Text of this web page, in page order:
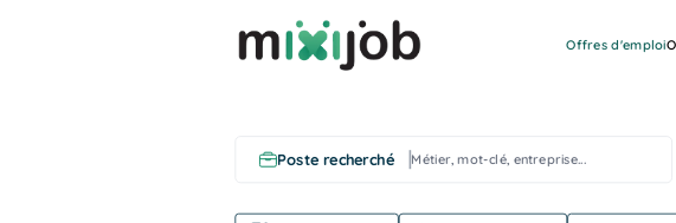
Offres d'emploi
Poste recherché